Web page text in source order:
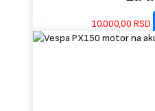
10.000,00 RSD